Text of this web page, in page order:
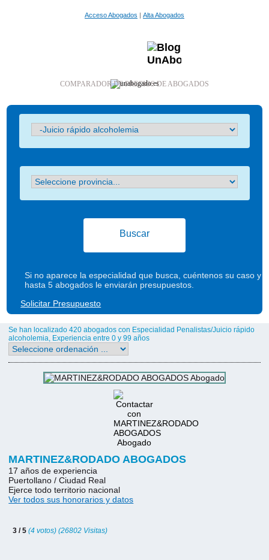
Acceso Abogados |Alta Abogados
COMPARADOR DE PRECIOS DE ABOGADOS
Buscar
Si no aparece la especialidad que busca, cuéntenos su caso y
hasta 5 abogados le enviarán presupuestos.
Solicitar Presupuesto
Se han localizado 420 abogados con Especialidad Penalistas/Juicio rápido
alcoholemia, Experiencia entre 0 y 99 años
MARTINEZ&RODADO ABOGADOS
17 años de experiencia
Puertollano / Ciudad Real
Ejerce todo territorio nacional
Ver todos sus honorarios y datos
3 / 5(4 votos) (26802 Visitas)